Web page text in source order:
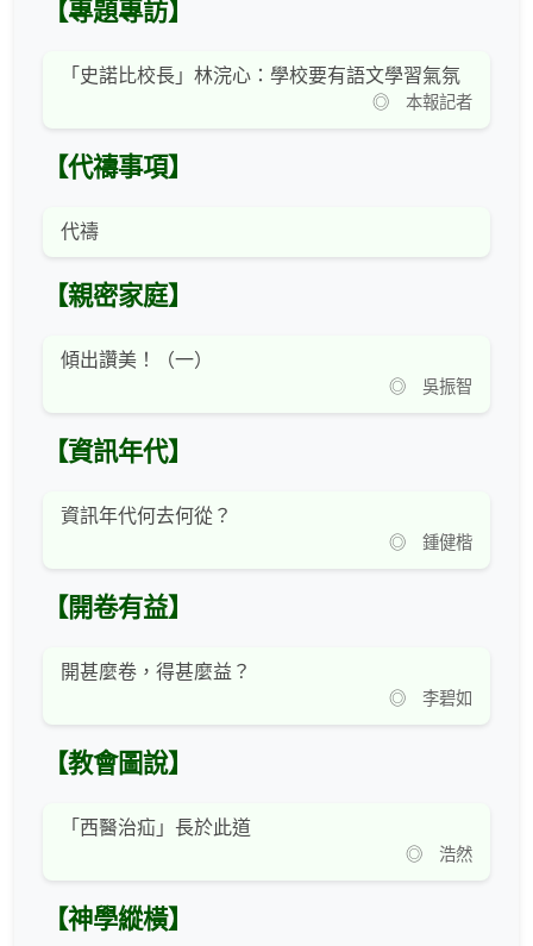
【專題專訪】
「史諾比校長」林浣心：學校要有語文學習氣氛
◎ 本報記者
【代禱事項】
代禱
【親密家庭】
傾出讚美！（一）
◎ 吳振智
【資訊年代】
資訊年代何去何從？
◎ 鍾健楷
【開卷有益】
開甚麼卷，得甚麼益？
◎ 李碧如
【教會圖說】
「西醫治疝」長於此道
◎ 浩然
【神學縱橫】